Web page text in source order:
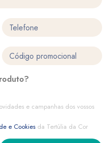
e campanhas dos vossos
e Cookies da Tertúlia da Cor